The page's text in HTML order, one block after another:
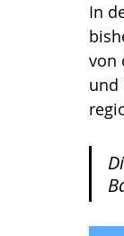
In
von
und